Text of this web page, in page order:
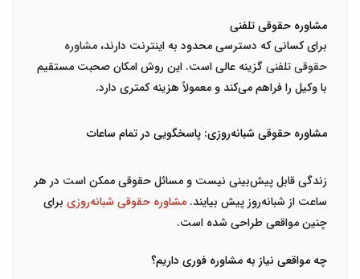
مشاوره حقوقی تلفنی
برای کسانی که دسترسی محدود به اینترنت دارند، مشاوره
حقوقی تلفنیگزینه عالی است. این روش امکان صحبت مستقیم
با وکیل را فراهم می‌کند و معمولاً هزینه کمتری دارد.
مشاوره حقوقی شبانه‌روزی: پاسخگویی در تمام ساعات
زندگی قابل پیش‌بینی نیست و مسائل حقوقی ممکن است در هر
ساعت از شبانه‌روز پیش بیایند. مشاوره حقوقی شبانه‌روزی برای
چنین مواقعی طراحی شده است.
چه مواقعی نیاز به مشاوره فوری داریم؟